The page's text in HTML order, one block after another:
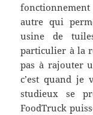
autre qui
usine de
particulier à la
pas à rajouter
c’est quand je
studieux se
FoodTruck